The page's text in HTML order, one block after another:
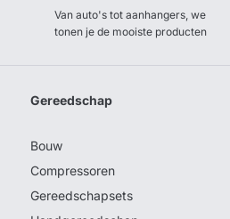
Van auto's tot aanhangers, we
tonen je de mooiste producten
Gereedschap
Bouw
Compressoren
Gereedschapsets